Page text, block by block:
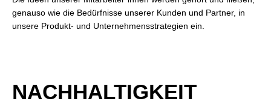
genauso wie die Bedürfnisse unserer Kunden und Partner, in
unsere Produkt- und Unternehmensstrategien ein.
NACHHALTIGKEIT